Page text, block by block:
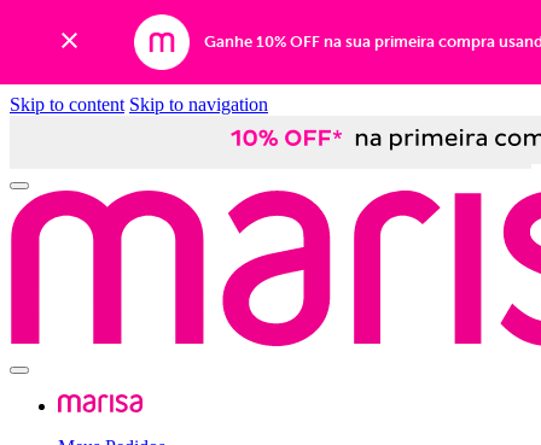
Ganhe 10% OFF na sua primeira compra
Skip to content Skip to navigation